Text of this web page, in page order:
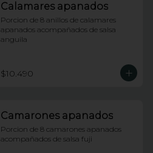
Calamares apanados
Porcion de 8 anillos de calamares
apanados acompañados de salsa
anguila
$10.490
Camarones apanados
Porcion de 8 camarones apanados
acompañados de salsa fuji